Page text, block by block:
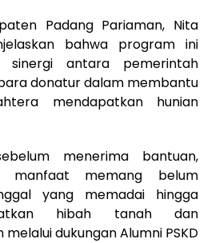
Padang Pariaman, Nita
bahwa program ini
sinergi antara pemerintah
donatur dalam membantu
mendapatkan hunian
menerima bantuan,
manfaat memang belum
yang memadai hingga
hibah tanah dan
dukungan Alumni PSKD